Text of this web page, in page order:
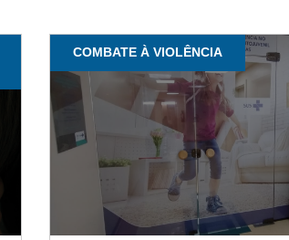
COMBATE À VIOLÊNCIA